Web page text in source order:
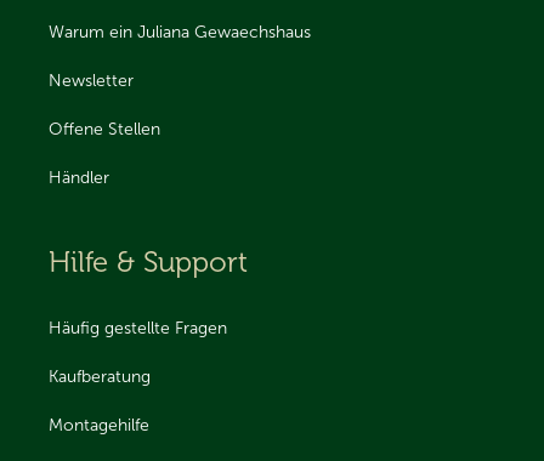
Warum ein Juliana Gewaechshaus
Newsletter
Offene Stellen
Händler
Hilfe & Support
Häufig gestellte Fragen
Kaufberatung
Montagehilfe